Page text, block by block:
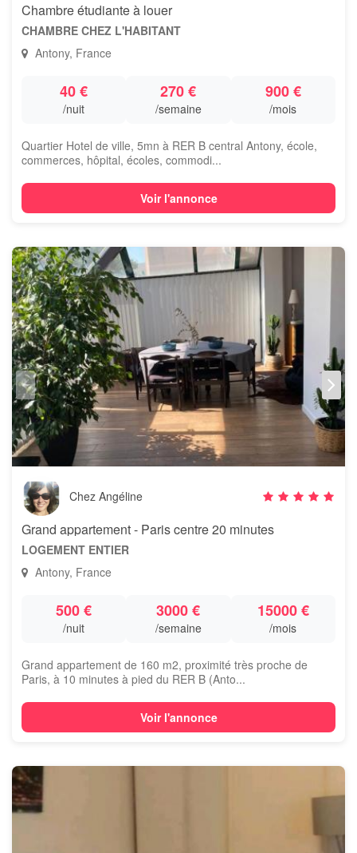
Chambre étudiante à louer
CHAMBRE CHEZ L'HABITANT
Antony, France
40 €
/nuit
270 €
/semaine
900 €
/mois
Quartier Hotel de ville, 5mn à RER B central Antony, école,
commerces, hôpital, écoles, commodi...
Voir l'annonce
Chez Angéline
Grand appartement - Paris centre 20 minutes
LOGEMENT ENTIER
Antony, France
500 €
/nuit
3000 €
/semaine
15000 €
/mois
Grand appartement de 160 m2, proximité très proche de
Paris, à 10 minutes à pied du RER B (Anto...
Voir l'annonce